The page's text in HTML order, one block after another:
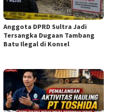
Anggota DPRD Sultra Jadi
Tersangka Dugaan Tambang
Batu Ilegal di Konsel